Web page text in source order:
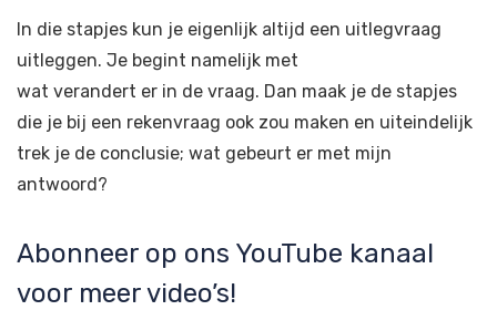
In die stapjes kun je eigenlijk altijd een uitlegvraag
uitleggen. Je begint namelijk met
wat verandert er in de vraag. Dan maak je de stapjes
die je bij een rekenvraag ook zou maken en uiteindelijk
trek je de conclusie; wat gebeurt er met mijn
antwoord?
Abonneer op ons YouTube kanaal
voor meer video’s!